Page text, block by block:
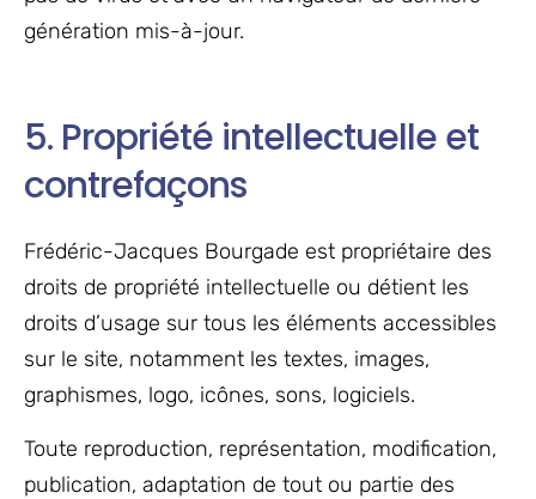
génération mis-à-jour.
5. Propriété intellectuelle et
contrefaçons
Frédéric-Jacques Bourgade est propriétaire des
droits de propriété intellectuelle ou détient les
droits d’usage sur tous les éléments accessibles
sur le site, notamment les textes, images,
graphismes, logo, icônes, sons, logiciels.
Toute reproduction, représentation, modification,
publication, adaptation de tout ou partie des